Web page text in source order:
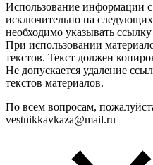
Использование информации
исключительно на
необходимо указывать
При использовании
текстов. Текст должен
Не допускается удаление
текстов материалов.
По всем вопросам,
vestnikkavkaza@mail.ru